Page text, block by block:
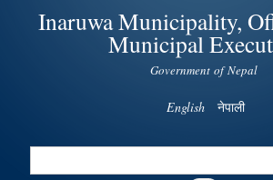
Inaruwa Municipality,
Municipal
Government of Nepal
English नेपाली
Search